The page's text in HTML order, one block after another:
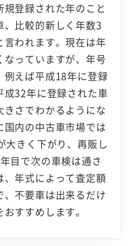
登録された年のこと
比較的新しく年数3
われます。現在は年
っていますが、年号
例えば平成18年に登録
成32年に登録された車
さでわかるようにな
内の中古車市場では
大きく下がり、再販し
目で次の車検は通さ
年式によって査定額
不要車は出来るだけ
すすめします。